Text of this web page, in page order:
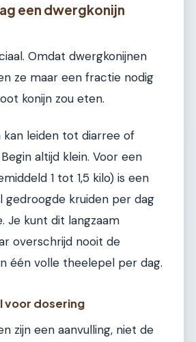
een dwergkonijn
Omdat dwergkonijnen
ze maar een fractie nodig
konijn zou eten.
kan leiden tot diarree of
altijd klein. Voor een
1 tot 1,5 kilo) is een
gedroogde kruiden per dag
Je kunt dit langzaam
overschrijd nooit de
één volle theelepel per dag.
voor dosering
zijn een aanvulling, niet de